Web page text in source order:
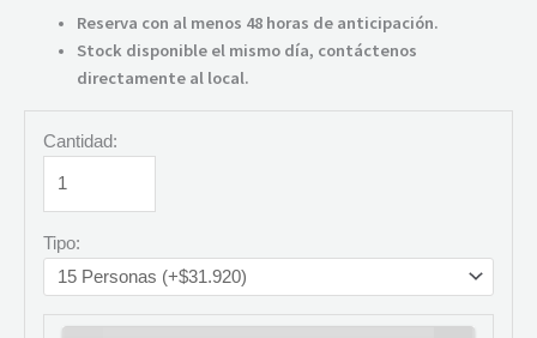
Reserva con al menos 48 horas de anticipación.
Stock disponible el mismo día, contáctenos
directamente al local.
Cantidad:
Tipo: